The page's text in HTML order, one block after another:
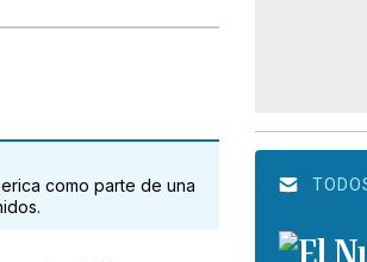
como parte de una